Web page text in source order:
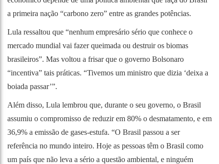
a primeira nação “carbono zero” entre as grandes potências.
Lula ressaltou que “nenhum empresário sério que conhece o
mercado mundial vai fazer queimada ou destruir os biomas
brasileiros”. Mas voltou a frisar que o governo Bolsonaro
“incentiva” tais práticas. “Tivemos um ministro que dizia ‘deixa a
boiada passar’”.
Além disso, Lula lembrou que, durante o seu governo, o Brasil
assumiu o compromisso de reduzir em 80% o desmatamento, e em
36,9% a emissão de gases-estufa. “O Brasil passou a ser
referência no mundo inteiro. Hoje as pessoas têm o Brasil como
um país que não leva a sério a questão ambiental, e ninguém